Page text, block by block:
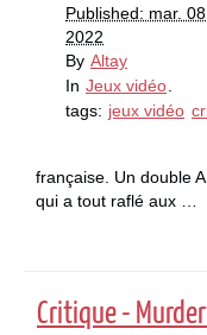
Published: mar.
2022
By Altay
In Jeux vidéo
tags: jeux vidéo
française. Un double
qui a tout raflé aux …
Critique -